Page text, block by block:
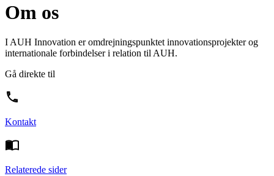
Om os
I AUH Innovation er omdrejningspunktet innovationsprojekter og
internationale forbindelser i relation til AUH.
Gå direkte til
Kontakt
Relaterede sider